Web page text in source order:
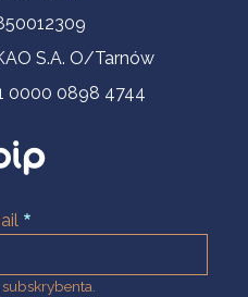
S.A. O/Tarnów
0000 0898 4744